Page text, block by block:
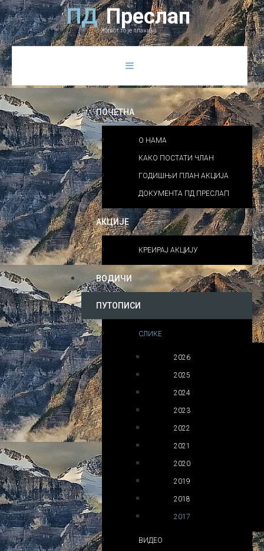
ПД Преслап
Живот то је планина
ПОЧЕТНА
О НАМА
КАКО ПОСТАТИ ЧЛАН
ГОДИШЊИ ПЛАН АКЦИЈА
ДОКУМЕНТА ПД ПРЕСЛАП
АКЦИЈЕ
КРЕИРАЈ АКЦИЈУ
ВОДИЧИ
ПУТОПИСИ
СЛИКЕ
2026
2025
2024
2023
2022
2021
2020
2019
2018
2017
ВИДЕО
YearMonth
YearMonth